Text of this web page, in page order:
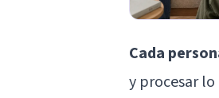
Cada
y procesar